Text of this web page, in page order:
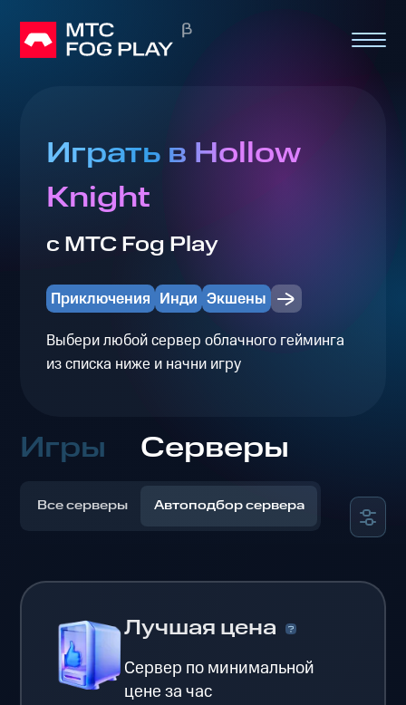
Играть в Hollow
Knight
с МТС Fog Play
Приключения Инди Экшены
Выбери любой сервер облачного гейминга
из списка ниже и начни игру
Игры Серверы
Все серверы Автоподбор сервера
Лучшая цена
Сервер по минимальной
цене за час